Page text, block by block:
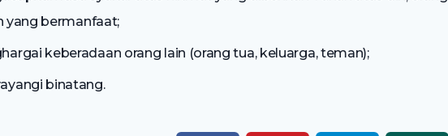
yang bermanfaat;
keberadaan orang lain (orang tua, keluarga, teman);
binatang.